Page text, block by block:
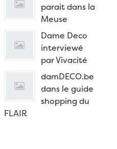
parait dans la
Meuse
Dame Deco
interviewé
par Vivacité
damDECO.be
dans le guide
shopping du
FLAIR